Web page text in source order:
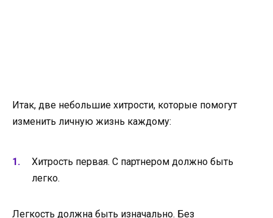
Итак, две небольшие хитрости, которые помогут
изменить личную жизнь каждому:
Хитрость первая. С партнером должно быть
легко.
Легкость должна быть изначально. Без